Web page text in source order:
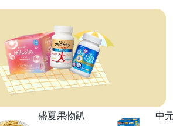
盛夏果物趴
中